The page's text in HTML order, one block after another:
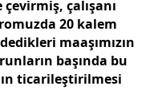
çalışanı
20 kalem
maaşımızın
başında bu
ticarileştirilmesi